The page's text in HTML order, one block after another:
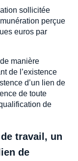
sollicitée
perçue
euros par
manière
de l’existence
d’un lien de
de toute
de
travail, un
de